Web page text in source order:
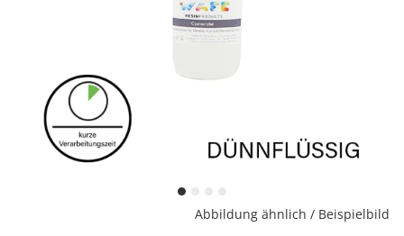
Abbildung ähnlich / Beispielbild